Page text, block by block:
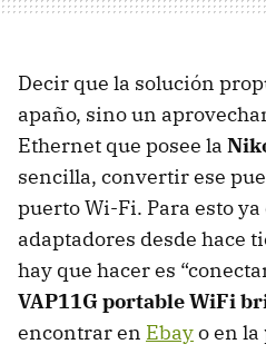
Decir que la solución
apaño, sino un
Ethernet que posee la
sencilla, convertir ese
puerto Wi-Fi. Para esto
adaptadores desde hace
hay que hacer es
VAP11G portable WiFi
encontrar en Ebayo en la